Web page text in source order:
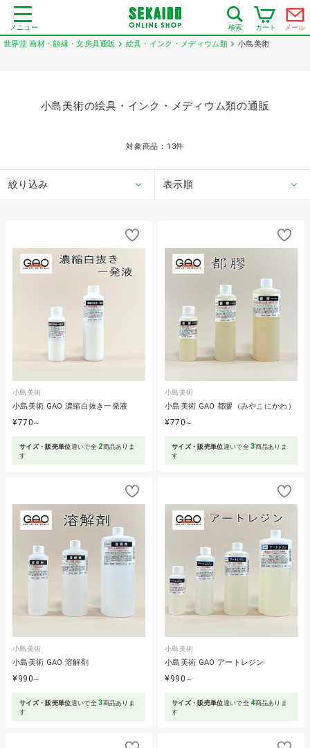
メニュー 検索 カート メール
世界堂 画材・額縁・文房具通販 絵具・インク・メディウム類 小島美術
小島美術の絵具・インク・メディウム類の通販
対象商品： 13件
絞り込み 表示順
小島美術
小島美術 GAO 濃縮白抜き一発液
¥770 ～
サイズ・販売単位違いで全 2商品ありま
す
小島美術
小島美術 GAO 都膠（みやこにかわ）
¥770 ～
サイズ・販売単位違いで全3商品ありま
す
小島美術
小島美術 GAO 溶解剤
¥990 ～
サイズ・販売単位違いで全3商品ありま
す
小島美術
小島美術 GAO アートレジン
¥990 ～
サイズ・販売単位違いで全4商品ありま
す